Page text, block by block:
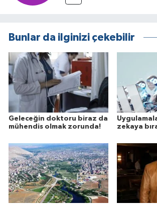
Bunlar da ilginizi çekebilir
Geleceğin doktoru biraz da
mühendis olmak zorunda!
zekaya